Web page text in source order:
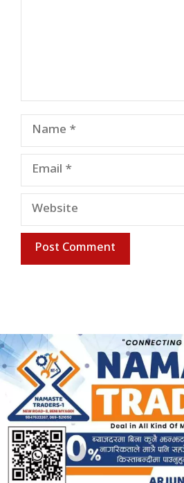
Name
Email
Website